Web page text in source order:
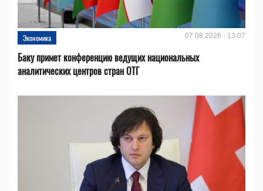
Экономика 07.08.2026 - 13:07
Баку примет конференцию ведущих национальных
аналитических центров стран ОТГ